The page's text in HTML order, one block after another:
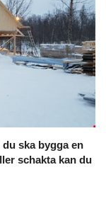
ska bygga en
schakta kan du